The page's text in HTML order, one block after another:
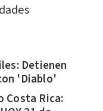
Detienen
'Diablo'
Costa Rica: